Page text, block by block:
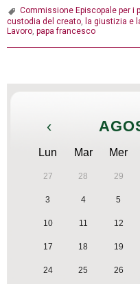
2018:
Commissione Episcopale per i
custodia del creato, la giustizia e
Lavoro, papa francesco
‹
Lun Mar Mer
27 28 29
3 4 5
10 11 12
17 18 19
24 25 26